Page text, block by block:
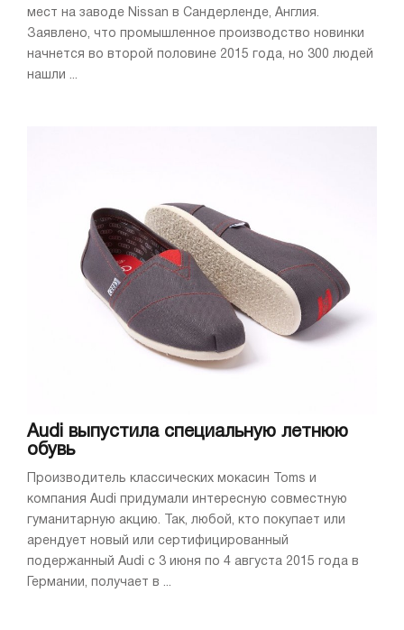
мест на заводе Nissan в Сандерленде, Англия.
Заявлено, что промышленное производство новинки
начнется во второй половине 2015 года, но 300 людей
нашли ...
Audi выпустила специальную летнюю
обувь
Производитель классических мокасин Toms и
компания Audi придумали интересную совместную
гуманитарную акцию. Так, любой, кто покупает или
арендует новый или сертифицированный
подержанный Audi с 3 июня по 4 августа 2015 года в
Германии, получает в ...